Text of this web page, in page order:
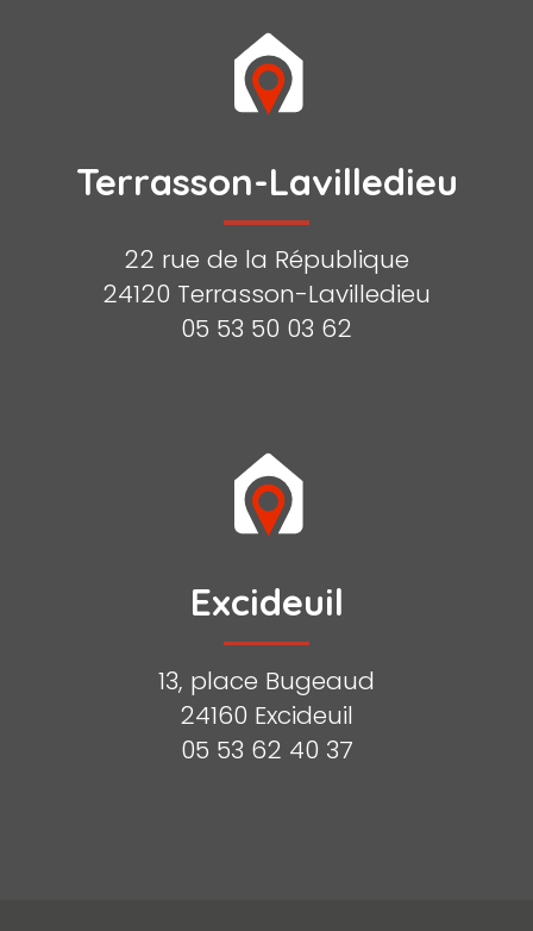
Terrasson-Lavilledieu
22 rue de la République
24120 Terrasson-Lavilledieu
05 53 50 03 62
Excideuil
13, place Bugeaud
24160 Excideuil
05 53 62 40 37